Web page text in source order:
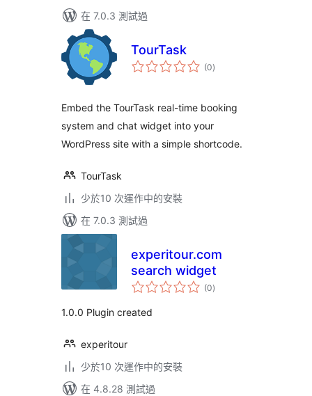
在 7.0.3 測試過
TourTask
(0總
評)
Embed the TourTask real-time booking
system and chat widget into your
WordPress site with a simple shortcode.
TourTask
少於10 次運作中的安裝
在 7.0.3 測試過
experitour.com
search widget
(0總
評)
1.0.0 Plugin created
experitour
少於10 次運作中的安裝
在 4.8.28 測試過